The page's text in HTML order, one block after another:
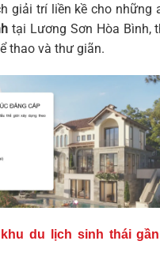
giải trí liền kề cho những
tại Lương Sơn Hòa Bình,
thao và thư giãn.
khu du lịch sinh thái